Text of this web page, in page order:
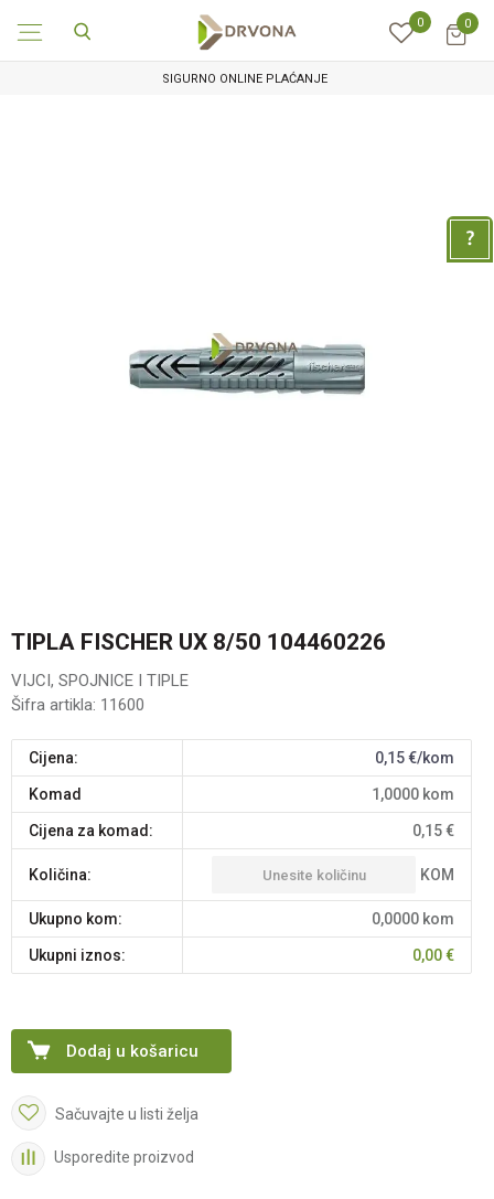
0 0
SIGURNO ONLINE PLAĆANJE
TIPLA FISCHER UX 8/50 104460226
VIJCI, SPOJNICE I TIPLE
Šifra artikla: 11600
Cijena: 0,15€/kom
komad 1,0000 kom
Cijena za komad: 0,15€
Količina: KOM
Ukupno kom: 0,0000 kom
Ukupni iznos: 0,00€
Dodaj u košaricu
Sačuvajte u listi želja
Usporedite proizvod